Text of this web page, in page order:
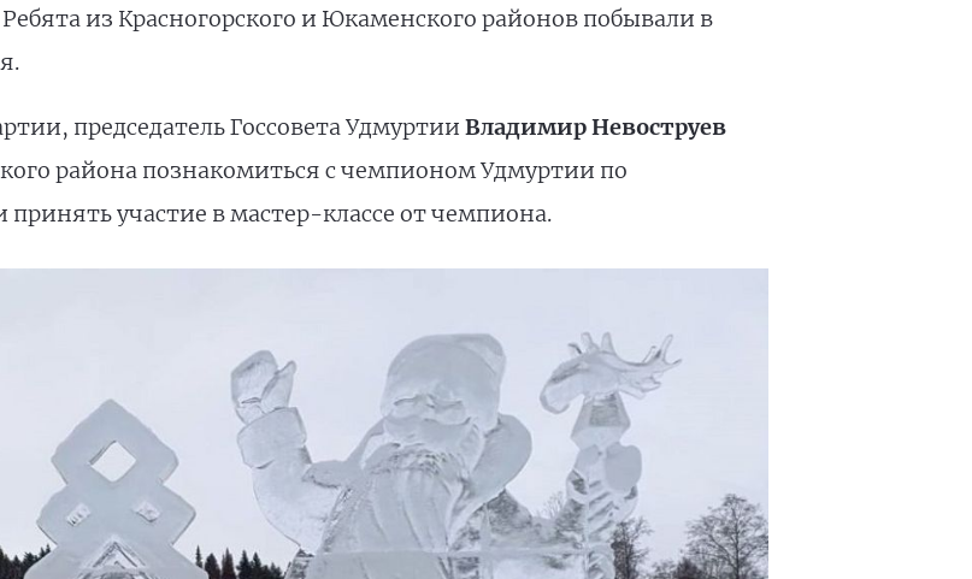
из Красногорского и Юкаменского районов побывали в
председатель Госсовета Удмуртии Владимир Невоструев
района познакомиться с чемпионом Удмуртии по
участие в мастер-классе от чемпиона.